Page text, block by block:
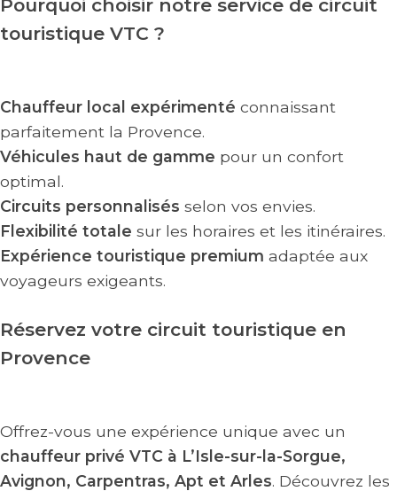
Pourquoi choisir notre service de circuit
touristique VTC ?
Chauffeur local expérimenté connaissant
parfaitement la Provence.
Véhicules haut de gamme pour un confort
optimal.
Circuits personnalisés selon vos envies.
Flexibilité totale sur les horaires et les itinéraires.
Expérience touristique premium adaptée aux
voyageurs exigeants.
Réservez votre circuit touristique en
Provence
Offrez-vous une expérience unique avec un
chauffeur privé VTC à L’Isle-sur-la-Sorgue,
Avignon, Carpentras, Apt et Arles. Découvrez les